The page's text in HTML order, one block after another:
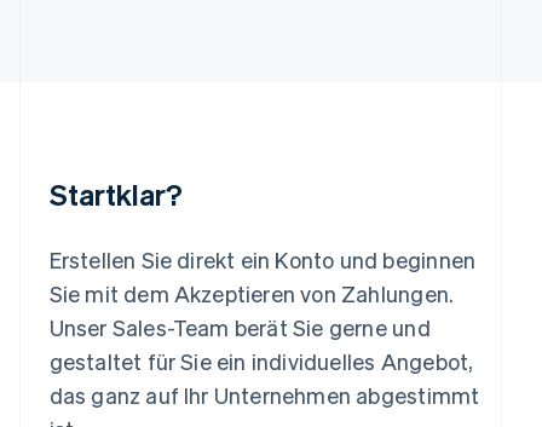
Startklar?
Erstellen Sie direkt ein Konto und beginnen
Sie mit dem Akzeptieren von Zahlungen.
Unser Sales-Team berät Sie gerne und
gestaltet für Sie ein individuelles Angebot,
das ganz auf Ihr Unternehmen abgestimmt
Malaysia
English简体中文
English
Mexiko
Neuseeland
English
Niederlande
NederlandsEnglish